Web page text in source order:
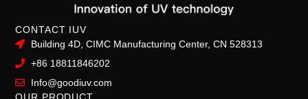
CONTACT IUV
Building 4D, CIMC Manufacturing Center, CN 528313
+86 18811846202
Info@goodiuv.com